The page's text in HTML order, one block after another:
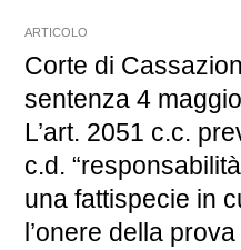
ARTICOLO
Corte di
sentenza 4
L’art. 2051 c.c.
c.d.
una fattispecie in
l’onere della